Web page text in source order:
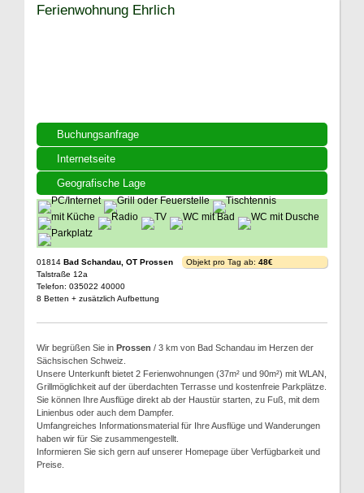
Buchungsanfrage
Internetseite
Geografische Lage
Ferienwohnung Ehrlich
01814 Bad Schandau, OT Prossen
Talstraße 12a
Telefon: 035022 40000
8 Betten + zusätzlich Aufbettung
Objekt pro Tag ab: 48€
Wir begrüßen Sie in Prossen / 3 km von Bad Schandau im Herzen der
Sächsischen Schweiz.
Unsere Unterkunft bietet 2 Ferienwohnungen (37m² und 90m²) mit WLAN,
Grillmöglichkeit auf der überdachten Terrasse und kostenfreie Parkplätze.
Sie können Ihre Ausflüge direkt ab der Haustür starten, zu Fuß, mit dem
Linienbus oder auch dem Dampfer.
Umfangreiches Informationsmaterial für Ihre Ausflüge und Wanderungen
haben wir für Sie zusammengestellt.
Informieren Sie sich gern auf unserer Homepage über Verfügbarkeit und
Preise.